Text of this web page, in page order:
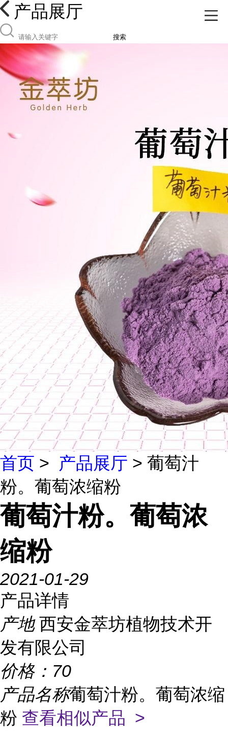
产品展厅
搜索
首页 > 产品展厅 > 葡萄汁
粉。葡萄浓缩粉
葡萄汁粉。葡萄浓
缩粉
2021-01-29
产品详情
产地 西安金萃坊植物技术开
发有限公司
价格： 70
产品名称葡萄汁粉。葡萄浓缩
粉 查看相似产品 >